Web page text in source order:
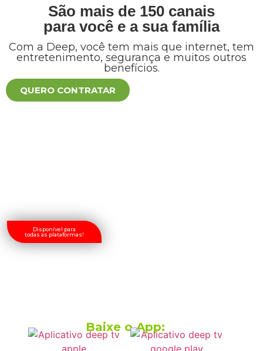
Baixe o App:
São mais de 150 canais
para você e a sua família
Com a Deep, você tem mais que internet, tem
entretenimento, segurança e muitos outros
benefícios.
QUERO CONTRATAR
Disponível para
todas as plataformas!